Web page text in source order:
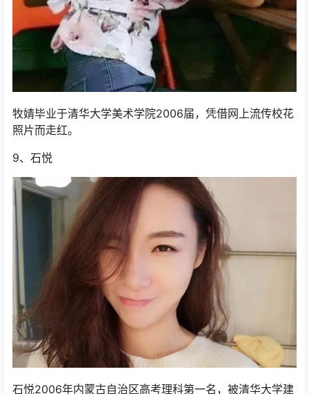
牧婧毕业于清华大学美术学院2006届，凭借网上流传校花
照片而走红。
9、石悦
石悦2006年内蒙古自治区高考理科第一名，被清华大学建